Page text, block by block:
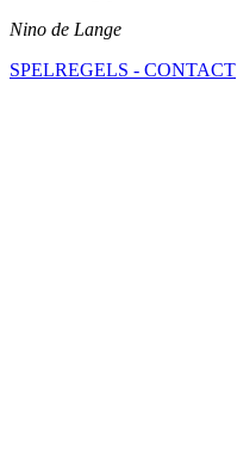
Nino de Lange
SPELREGELS - CONTACT